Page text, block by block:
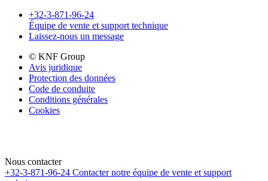
+32-3-871-96-24
Équipe de vente et support technique
Laissez-nous un message
© KNF Group
Avis juridique
Protection des données
Code de conduite
Conditions générales
Cookies
Nous contacter
+32-3-871-96-24 Contacter notre équipe de vente et support